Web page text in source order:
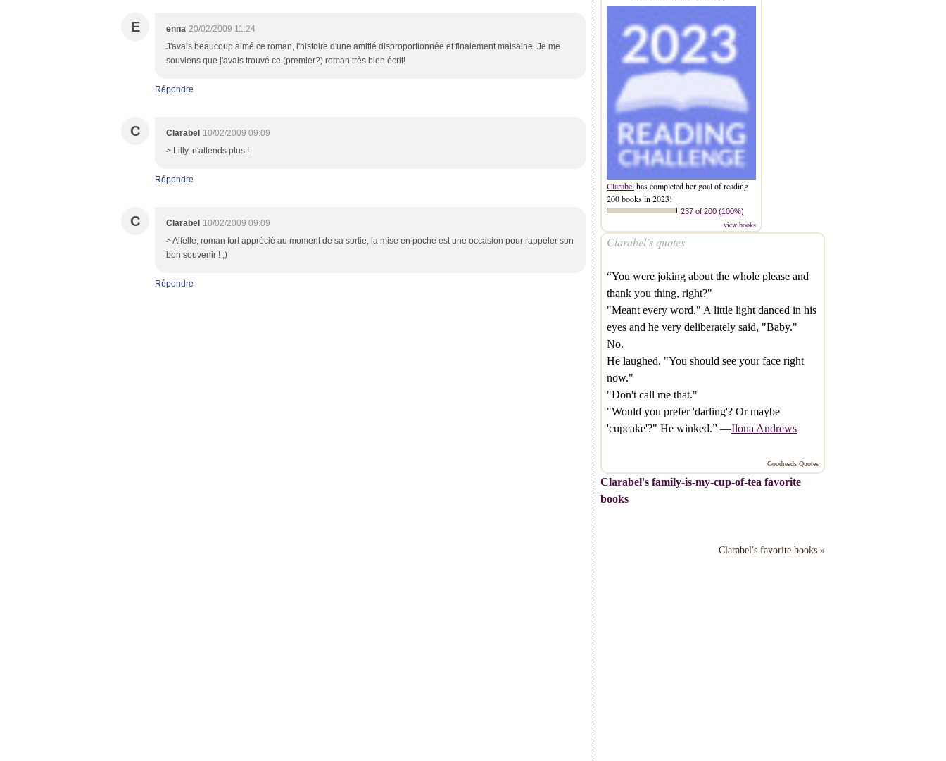
E enna 20/02/2009 11:24
J'avais beaucoup aimé ce roman, l'histoire d'une amitié disproportionnée et finalement malsaine. Je me
souviens que j'avais trouvé ce (premier?) roman très bien écrit!
Répondre
C Clarabel 10/02/2009 09:09
> Lilly, n'attends plus !
Répondre
C Clarabel 10/02/2009 09:09
> Aifelle, roman fort apprécié au moment de sa sortie, la mise en poche est une occasion pour rappeler son
bon souvenir ! ;)
Répondre
Clarabelhas completed her goal of reading
200 books in 2023!
237 of 200 (100%)
view books
Clarabel’s quotes
“You were joking about the whole please and
thank you thing, right?"
"Meant every word." A little light danced in his
eyes and he very deliberately said, "Baby."
No.
He laughed. "You should see your face right
now."
"Don't call me that."
"Would you prefer 'darling'? Or maybe
'cupcake'?" He winked.” —Ilona Andrews
Goodreads Quotes
Clarabel's family-is-my-cup-of-tea favorite
books
Clarabel's favorite books »